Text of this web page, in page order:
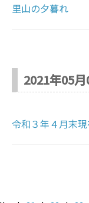
里山の夕暮れ
2021年05月
令和３年４月末